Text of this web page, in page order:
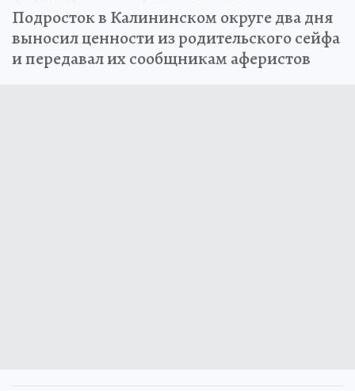
Подросток в Калининском округе два дня
выносил ценности из родительского сейфа
и передавал их сообщникам аферистов